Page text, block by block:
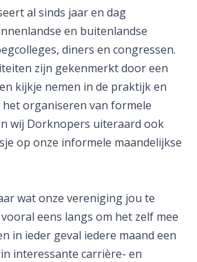
al sinds jaar en dag
en buitenlandse
diners en congressen.
zijn gekenmerkt door een
kijkje nemen in de praktijk en
het organiseren van formele
wij Dorknopers uiteraard ook
op onze informele maandelijkse
wat onze vereniging jou te
eens langs om het zelf mee
in ieder geval iedere maand een
interessante carrière- en